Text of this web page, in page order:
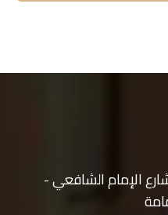
الإمام الشافعي -